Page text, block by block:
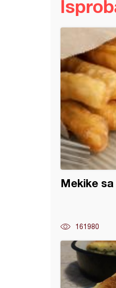
Mekike
161980
speltinog brašna